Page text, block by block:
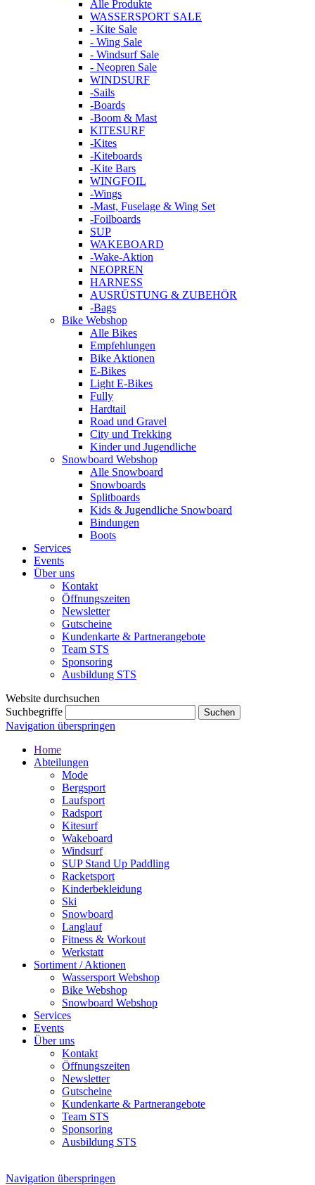
Alle Produkte
WASSERSPORT SALE
- Kite Sale
- Wing Sale
- Windsurf Sale
- Neopren Sale
WINDSURF
-Sails
-Boards
-Boom & Mast
KITESURF
-Kites
-Kiteboards
-Kite Bars
WINGFOIL
-Wings
-Mast, Fuselage & Wing Set
-Foilboards
SUP
WAKEBOARD
-Wake-Aktion
NEOPREN
HARNESS
AUSRÜSTUNG & ZUBEHÖR
-Bags
Bike Webshop
Alle Bikes
Empfehlungen
Bike Aktionen
E-Bikes
Light E-Bikes
Fully
Hardtail
Road und Gravel
City und Trekking
Kinder und Jugendliche
Snowboard Webshop
Alle Snowboard
Snowboards
Splitboards
Kids & Jugendliche Snowboard
Bindungen
Boots
Services
Events
Über uns
Kontakt
Öffnungszeiten
Newsletter
Gutscheine
Kundenkarte & Partnerangebote
Team STS
Sponsoring
Ausbildung STS
Website durchsuchen
Suchbegriffe
Navigation überspringen
Home
Abteilungen
Mode
Bergsport
Laufsport
Radsport
Kitesurf
Wakeboard
Windsurf
SUP Stand Up Paddling
Racketsport
Kinderbekleidung
Ski
Snowboard
Langlauf
Fitness & Workout
Werkstatt
Sortiment / Aktionen
Wassersport Webshop
Bike Webshop
Snowboard Webshop
Services
Events
Über uns
Kontakt
Öffnungszeiten
Newsletter
Gutscheine
Kundenkarte & Partnerangebote
Team STS
Sponsoring
Ausbildung STS
Navigation überspringen